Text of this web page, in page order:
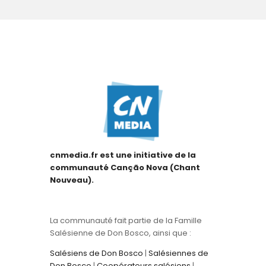
cnmedia.fr est une initiative de la
communauté Canção Nova (Chant
Nouveau).
La communauté fait partie de la Famille
Salésienne de Don Bosco, ainsi que :
Salésiens de Don Bosco | Salésiennes de